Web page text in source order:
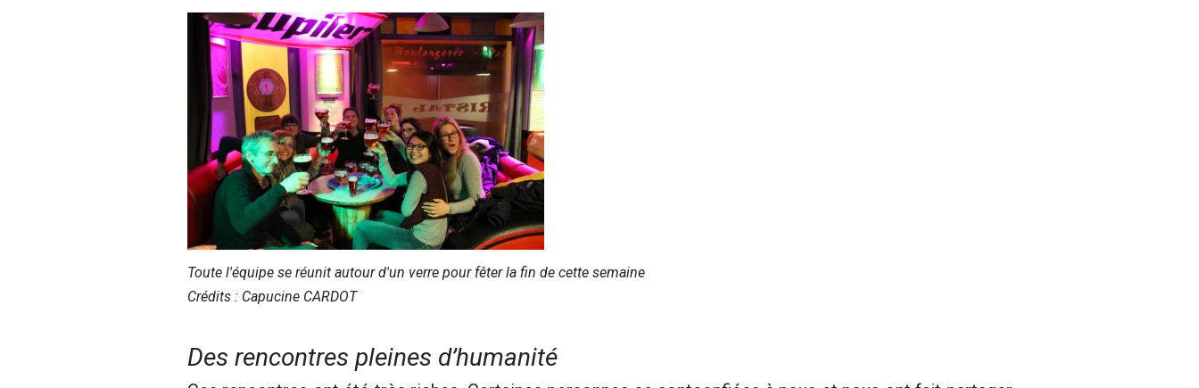
Toute l'équipe se réunit autour d'un verre pour fêter la fin de cette semaine
Crédits : Capucine CARDOT
Des rencontres pleines d’humanité